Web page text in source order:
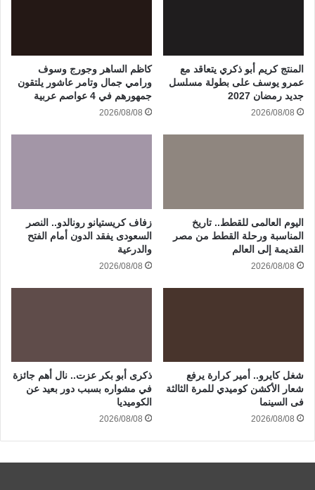
المنتج كريم أبو ذكري يتعاقد مع
عمرو يوسف على بطولة مسلسل
جديد رمضان 2027
2026/08/08
كاظم الساهر وجورج وسوف
ورامي جمال وتامر عاشور يلتقون
جمهورهم في 4 عواصم عربية
2026/08/08
اليوم العالمى للقطط.. تاريخ
المناسبة ورحلة القطط من مصر
القديمة إلى العالم
2026/08/08
زفاف كريستيانو رونالدو.. النصر
السعودى يفقد الدون أمام الفتح
والدرعية
2026/08/08
شغل كايرو.. أمير كرارة يرفع
شعار الأكشن كوميدي للمرة الثالثة
فى السينما
2026/08/08
ذكرى أبو بكر عزت.. نال أهم جائزة
في مشواره بسبب دور بعيد عن
الكوميديا
2026/08/08